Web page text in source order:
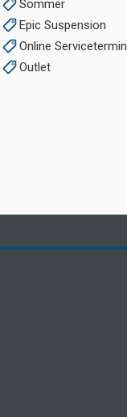
Sommer
Epic Suspension
Online Servicetermin
Outlet